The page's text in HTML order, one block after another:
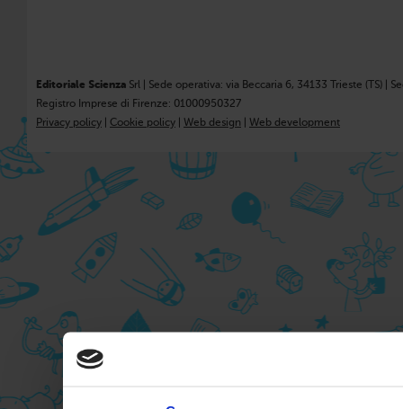
Editoriale Scienza Srl | Sede operativa: via Beccaria 6, 34133 Trieste (TS) |
Registro Imprese di Firenze: 01000950327
Privacy policy
Cookie policy Web design Web development